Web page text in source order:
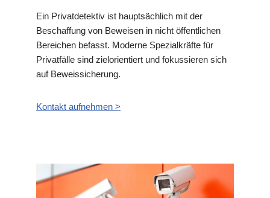
Ein Privatdetektiv ist hauptsächlich mit der
Beschaffung von Beweisen in nicht öffentlichen
Bereichen befasst. Moderne Spezialkräfte für
Privatfälle sind zielorientiert und fokussieren sich
auf Beweissicherung.
Kontakt aufnehmen >